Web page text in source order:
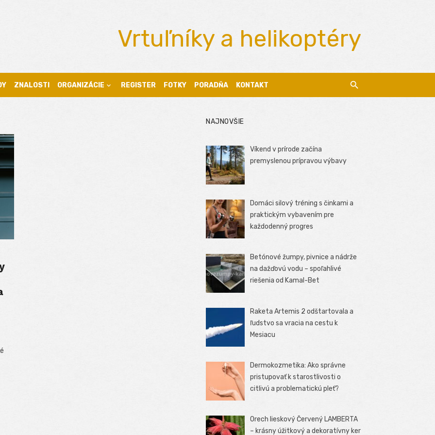
Vrtuľníky a helikoptéry
ZNALOSTI ORGANIZÁCIE REGISTER FOTKY PORADŇA KONTAKT
NAJNOVŠIE
Víkend v prírode začína
premyslenou prípravou výbavy
Domáci silový tréning s činkami a
praktickým vybavením pre
každodenný progres
Betónové žumpy, pivnice a nádrže
na dažďovú vodu – spoľahlivé
riešenia od Kamal-Bet
Raketa Artemis 2 odštartovala a
ľudstvo sa vracia na cestu k
Mesiacu
Dermokozmetika: Ako správne
pristupovať k starostlivosti o
citlivú a problematickú pleť?
Orech lieskový Červený LAMBERTA
– krásny úžitkový a dekoratívny ker